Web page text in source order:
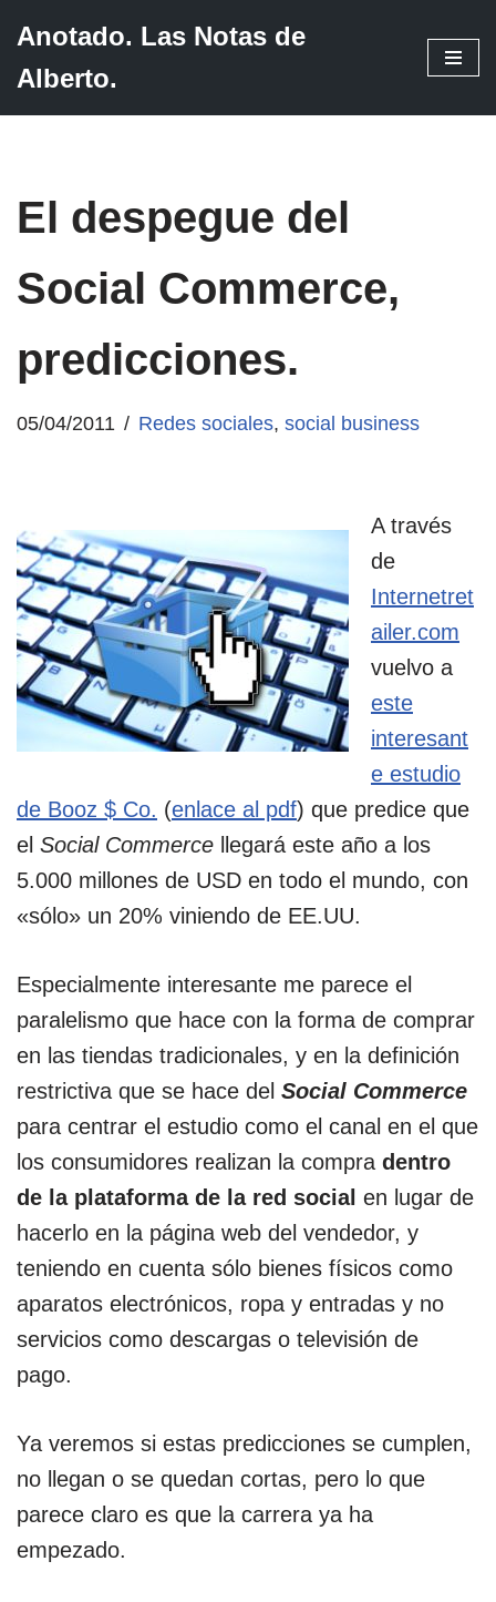
Saltar
Anotado. Las Notas de
Alberto.
El despegue del
Social Commerce,
predicciones.
05/04/2011 Redes sociales, social business
A través
de
Internetret
ailer.com
vuelvo a
este
interesant
e estudio
de Booz $ Co. (enlace al pdf) que predice que
el Social Commerce llegará este año a los
5.000 millones de USD en todo el mundo, con
«sólo» un 20% viniendo de EE.UU.
Especialmente interesante me parece el
paralelismo que hace con la forma de comprar
en las tiendas tradicionales, y en la definición
restrictiva que se hace del Social Commerce
para centrar el estudio como el canal en el que
los consumidores realizan la compra dentro
de la plataforma de la red social en lugar de
hacerlo en la página web del vendedor, y
teniendo en cuenta sólo bienes físicos como
aparatos electrónicos, ropa y entradas y no
servicios como descargas o televisión de
pago.
Ya veremos si estas predicciones se cumplen,
no llegan o se quedan cortas, pero lo que
parece claro es que la carrera ya ha
empezado.